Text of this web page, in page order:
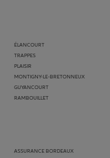
ÉLANCOURT
TRAPPES
PLAISIR
MONTIGNY-LE-BRETONNEUX
GUYANCOURT
RAMBOUILLET
ASSURANCE BORDEAUX